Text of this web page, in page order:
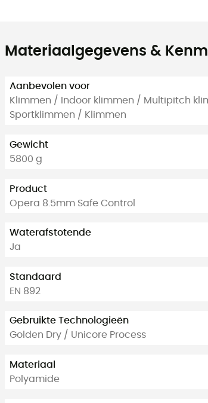
Materiaalgegevens &
Aanbevolen voor
Klimmen / Indoor klimmen / Multipitch
Sportklimmen / Klimmen
Gewicht
5800 g
Product
Opera 8.5mm Safe Control
Waterafstotende
Ja
Standaard
EN 892
Gebruikte Technologieën
Golden Dry / Unicore Process
Materiaal
Polyamide